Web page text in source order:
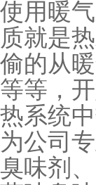
使用暖
质就是
偷的从
等等，
热系统
为公司
臭味剂